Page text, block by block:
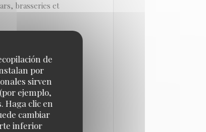
de
por
sirven
ejemplo,
Haga clic en
cambiar
inferior
brasseries et
les
du marché,
GRIZLAW...